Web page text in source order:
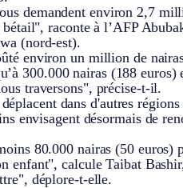
demandent environ 2,7
raconte à l’AFP
(nord-est).
environ un million de
300.000 nairas (188 euros)
traversons", précise-t-il.
dans d'autres
envisagent désormais de
80.000 nairas (50
enfant", calcule Taibat
déplore-t-elle.